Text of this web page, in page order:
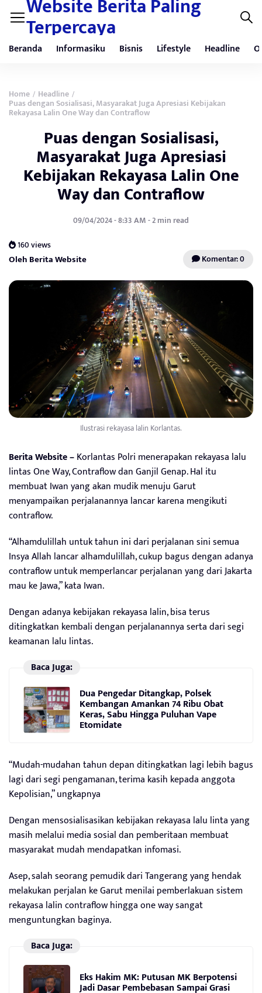
Website Berita Paling
Terpercaya
Beranda Informasiku Bisnis Lifestyle Headline
Home / Headline /
Puas dengan Sosialisasi, Masyarakat Juga Apresiasi Kebijakan
Rekayasa Lalin One Way dan Contraflow
Puas dengan Sosialisasi,
Masyarakat Juga Apresiasi
Kebijakan Rekayasa Lalin One
Way dan Contraflow
09/04/2024 - 8:33 AM - 2 min read
160 views
Oleh Berita Website Komentar: 0
Ilustrasi rekayasa lalin Korlantas.
Berita Website –Korlantas Polri menerapakan rekayasa lalu
lintas One Way, Contraflow dan Ganjil Genap. Hal itu
membuat Iwan yang akan mudik menuju Garut
menyampaikan perjalanannya lancar karena mengikuti
contraflow.
“Alhamdulillah untuk tahun ini dari perjalanan sini semua
Insya Allah lancar alhamdulillah, cukup bagus dengan adanya
contraflow untuk memperlancar perjalanan yang dari Jakarta
mau ke Jawa,” kata Iwan.
Dengan adanya kebijakan rekayasa lalin, bisa terus
ditingkatkan kembali dengan perjalanannya serta dari segi
keamanan lalu lintas.
Baca Juga:
Dua Pengedar Ditangkap, Polsek
Kembangan Amankan 74 Ribu Obat
Keras, Sabu Hingga Puluhan Vape
Etomidate
“Mudah-mudahan tahun depan ditingkatkan lagi lebih bagus
lagi dari segi pengamanan, terima kasih kepada anggota
Kepolisian,” ungkapnya
Dengan mensosialisasikan kebijakan rekayasa lalu linta yang
masih melalui media sosial dan pemberitaan membuat
masyarakat mudah mendapatkan infomasi.
Asep, salah seorang pemudik dari Tangerang yang hendak
melakukan perjalan ke Garut menilai pemberlakuan sistem
rekayasa lalin contraflow hingga one way sangat
menguntungkan baginya.
Baca Juga:
Eks Hakim MK: Putusan MK Berpotensi
Jadi Dasar Pembebasan Sampai Grasi